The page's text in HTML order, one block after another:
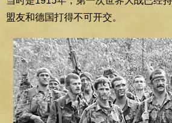
盟友和德国打得不可开交。